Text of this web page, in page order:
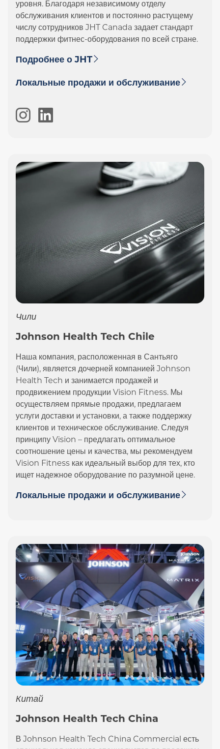
уровня. Благодаря независимому отделу
обслуживания клиентов и постоянно растущему
числу сотрудников JHT Canada задает стандарт
поддержки фитнес-оборудования по всей стране.
Подробнее о JHT
Локальные продажи и обслуживание
Чили
Johnson Health Tech Chile
Наша компания, расположенная в Сантьяго
(Чили), является дочерней компанией Johnson
Health Tech и занимается продажей и
продвижением продукции Vision Fitness. Мы
осуществляем прямые продажи, предлагаем
услуги доставки и установки, а также поддержку
клиентов и техническое обслуживание. Следуя
принципу Vision – предлагать оптимальное
соотношение цены и качества, мы рекомендуем
Vision Fitness как идеальный выбор для тех, кто
ищет надежное оборудование по разумной цене.
Локальные продажи и обслуживание
Китай
Johnson Health Tech China
В Johnson Health Tech China Commercial есть